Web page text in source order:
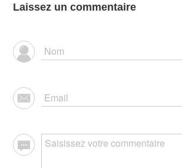
Laissez un commentaire